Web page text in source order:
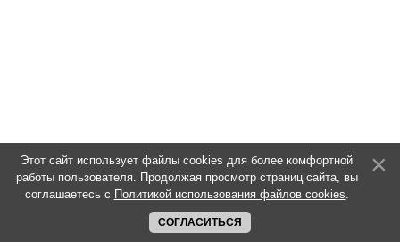
Этот сайт использует файлы cookies для более комфортной
работы пользователя. Продолжая просмотр страниц сайта, вы
соглашаетесь с Политикой использования файлов cookies.
СОГЛАСИТЬСЯ